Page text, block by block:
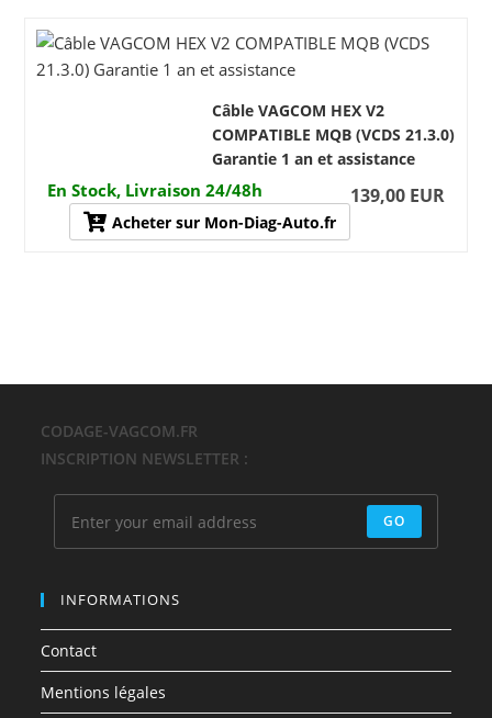
Câble VAGCOM HEX V2
COMPATIBLE MQB (VCDS 21.3.0)
Garantie 1 an et assistance
En Stock, Livraison 24/48h 139,00 EUR
Acheter sur Mon-Diag-Auto.fr
CODAGE-VAGCOM.FR
INSCRIPTION NEWSLETTER :
GO
INFORMATIONS
Contact
Mentions légales